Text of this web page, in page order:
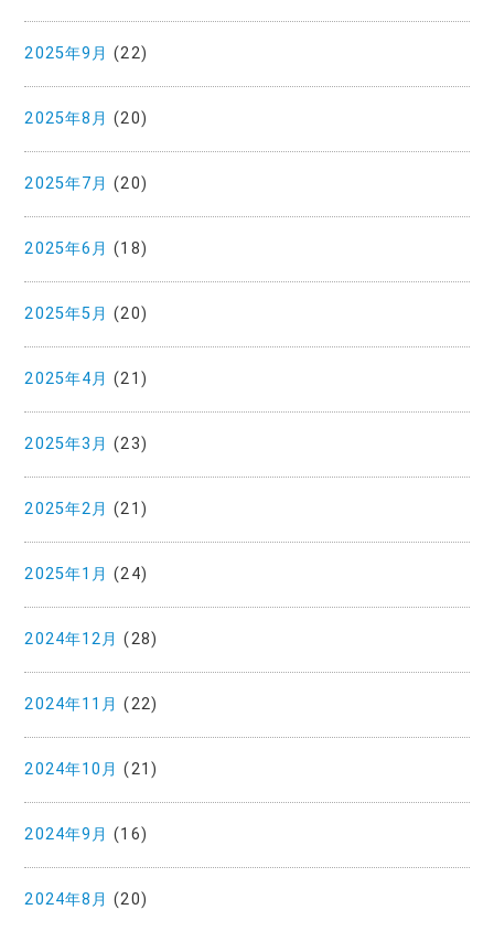
2025年9月 (22)
2025年8月 (20)
2025年7月 (20)
2025年6月 (18)
2025年5月 (20)
2025年4月 (21)
2025年3月 (23)
2025年2月 (21)
2025年1月 (24)
2024年12月 (28)
2024年11月 (22)
2024年10月 (21)
2024年9月 (16)
2024年8月 (20)